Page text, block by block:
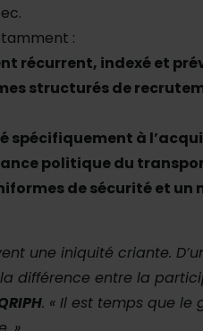
:
récurrent, indexé et
structurés de
spécifiquement à
politique du
de sécurité et
une iniquité criante.
différence entre la
. « Il est temps que